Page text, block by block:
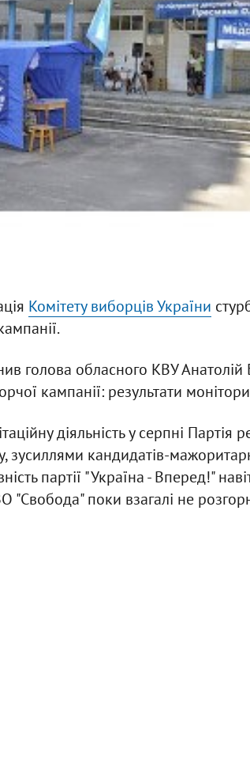
Комітету виборців України
голова обласного КВУ
кампанії: результати
діяльність у серпні Партія
зусиллями кандидатів-
партії "Україна - Вперед!"
поки взагалі не